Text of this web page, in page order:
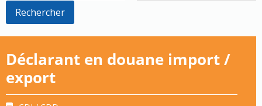
Déclarant en douane import /
export